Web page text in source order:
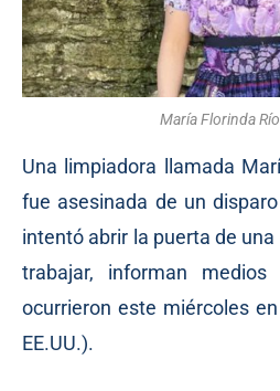
María Florinda
Una limpiadora llamada
fue asesinada de un
intentó abrir la puerta de
trabajar, informan
ocurrieron este miércoles
EE.UU.).